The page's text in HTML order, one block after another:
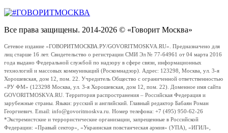
Все права защищены. 2014-2026 © «Говорит Москва»
Сетевое издание «ГОВОРИТМОСКВА.РУ/GOVORITMOSKVA.RU». Предназначено для
лиц старше 16 лет. Свидетельство о регистрации СМИ Эл № 77-64961 от 04 марта 2016
года выдано Федеральной службой по надзору в сфере связи, информационных
технологий и массовых коммуникаций (Роскомнадзор). Адрес: 123298, Москва, ул. 3-я
Хорошевская, дом 12, пом. 22. Учредитель Общество с ограниченной ответственностью
«РУ ФМ» (123298 Москва, ул. 3-я Хорошевская, дом 12, пом. 22). Доменное имя сайта
GOVORITMOSKVA.RU. Территория распространения – Российская Федерация и
зарубежные страны. Языки: русский и английский. Главный редактор Бабаян Роман
Георгиевич. Email: info@govoritmoskva.ru. Номер телефона: +7 (495) 950-62-26
*Экстремистские и террористические организации, запрещенные в Российской
Федерации: «Правый сектор», «Украинская повстанческая армия» (УПА), «ИГИЛ»,